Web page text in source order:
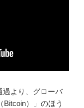
過より、グローバ
Bitcoin）」のほう